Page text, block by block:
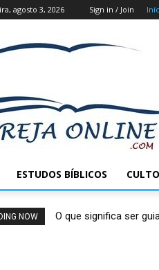
agosto 3, 2026 Sign in / Join
ESTUDOS BÍBLICOS
NOW O que significa ser